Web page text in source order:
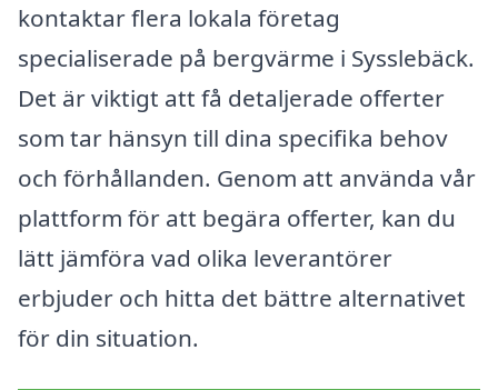
kontaktar flera lokala företag
specialiserade på bergvärme i Sysslebäck.
Det är viktigt att få detaljerade offerter
som tar hänsyn till dina specifika behov
och förhållanden. Genom att använda vår
plattform för att begära offerter, kan du
lätt jämföra vad olika leverantörer
erbjuder och hitta det bättre alternativet
för din situation.